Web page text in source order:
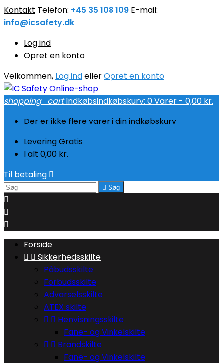
Kontakt Telefon: +45 35 108 109 E-mail:
info@icsafety.dk
Log ind
Opret en konto
Velkommen, Log indellerOpret en konto
shopping_cart Indkøbsindkøbskurv: 0Varer - 0,00 kr.
Der er ikke flere varer i din indkøbskurv
LeveringGratis
I alt 0,00 kr.
Til betaling 
 Søg



Forside
  Sikkerhedsskilte
Påbudsskilte
Forbudsskilte
Advarselsskilte
ATEX skilte
  Henvisningsskilte
Fane- og Vinkelskilte
  Brandskilte
Fane- og Vinkelskilte